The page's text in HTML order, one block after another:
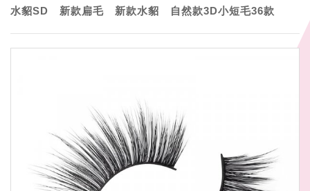
水貂SD
新款扁毛 新款水貂 自然款3D小短毛36款